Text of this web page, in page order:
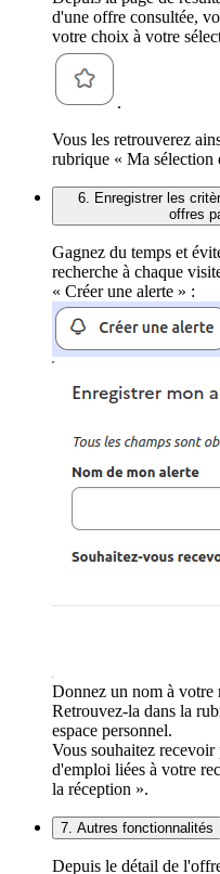
d'une offre consultée,
votre choix à votre
.
Vous les retrouverez
rubrique « Ma sélection
6. Enregistrer les
offres
Gagnez du temps et
recherche à chaque
« Créer une alerte » :
Donnez un nom à votre
Retrouvez-la dans la
espace personnel.
Vous souhaitez
d'emploi liées à votre
la réception ».
7. Autres fonctionnalités
Depuis le détail de